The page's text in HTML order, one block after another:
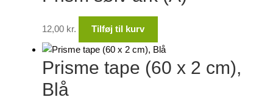
12,00 kr. Tilføj til kurv
Prisme tape (60 x 2 cm),
Blå